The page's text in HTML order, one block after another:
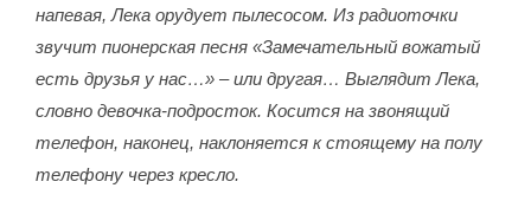
напевая, Лека орудует пылесосом. Из радиоточки
звучит пионерская песня «Замечательный вожатый
есть друзья у нас…» – или другая… Выглядит Лека,
словно девочка-подросток. Косится на звонящий
телефон, наконец, наклоняется к стоящему на полу
телефону через кресло.